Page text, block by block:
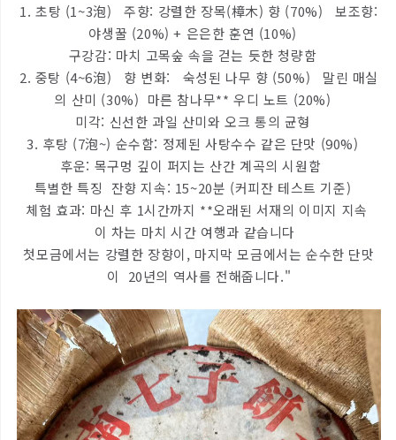
1. 초탕 (1~3泡) 주향: 강렬한 장목(樟木) 향 (70%) 보조향:
야생꿀 (20%) + 은은한 훈연 (10%)
구강감: 마치 고목숲 속을 걷는 듯한 청량함
2. 중탕 (4~6泡) 향 변화: 숙성된 나무 향 (50%) 말린 매실
의 산미 (30%) 마른 참나무** 우디 노트 (20%)
미각: 신선한 과일 산미와 오크 통의 균형
3. 후탕 (7泡~) 순수함: 정제된 사탕수수 같은 단맛 (90%)
후운: 목구멍 깊이 퍼지는 산간 계곡의 시원함
특별한 특징 잔향 지속: 15~20분 (커피잔 테스트 기준)
체험 효과: 마신 후 1시간까지 **오래된 서재의 이미지 지속
이 차는 마치 시간 여행과 같습니다
첫모금에서는 강렬한 장향이, 마지막 모금에서는 순수한 단맛
이 20년의 역사를 전해줍니다."